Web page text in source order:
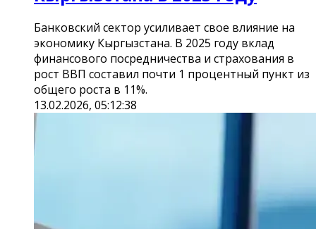
Банковский сектор усиливает свое влияние на
экономику Кыргызстана. В 2025 году вклад
финансового посредничества и страхования в
рост ВВП составил почти 1 процентный пункт из
общего роста в 11%.
13.02.2026, 05:12:38